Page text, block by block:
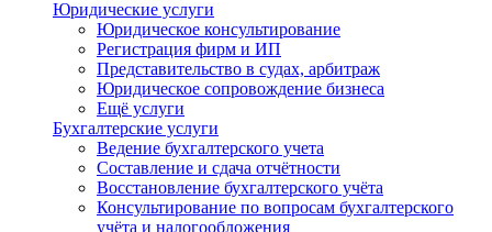
Юридические услуги
Юридическое консультирование
Регистрация фирм и ИП
Представительство в судах, арбитраж
Юридическое сопровождение бизнеса
Ещё услуги
Бухгалтерские услуги
Ведение бухгалтерского учета
Составление и сдача отчётности
Восстановление бухгалтерского учёта
Консультирование по вопросам бухгалтерского
учёта и налогообложения